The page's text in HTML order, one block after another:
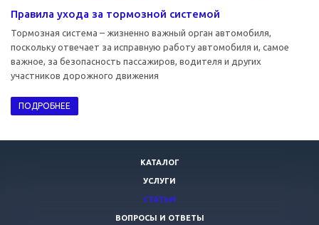
Правила ухода за тормозной системой
Тормозная система – жизненно важный орган автомобиля,
поскольку отвечает за исправную работу автомобиля и, самое
важное, за безопасность пассажиров, водителя и других
участников дорожного движения
ПОДРОБНЕЕ
КАТАЛОГ
УСЛУГИ
СТАТЬИ
ВОПРОСЫ И ОТВЕТЫ